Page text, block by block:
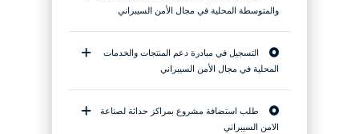
والمتوسطة المحلية في مجال الأمن السيبراني
التسجيل في مبادرة دعم المنتجات والخدمات
المحلية في مجال الأمن السيبراني
طلب استضافة مشروع بمراكز حداثة لصناعة
الامن السيبراني